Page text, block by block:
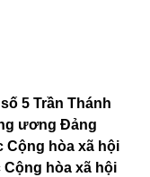
5 Trần Thánh
ương Đảng
Cộng hòa xã hội
hòa xã hội